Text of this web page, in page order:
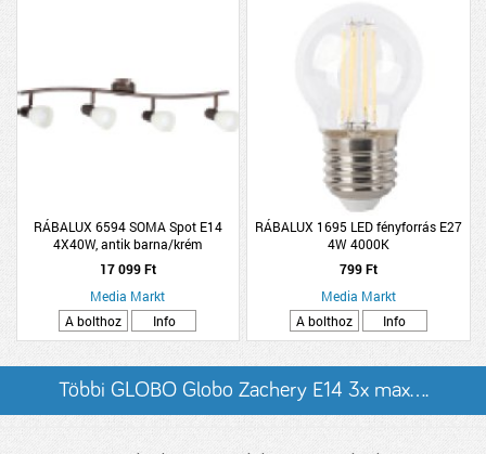
RÁBALUX 6594 SOMA Spot E14
4X40W, antik barna/krém
17 099 Ft
Media Markt
A bolthoz
Info
RÁBALUX 1695 LED fényforrás E27
4W 4000K
799 Ft
Media Markt
A bolthoz
Info
Többi GLOBO Globo Zachery E14 3x max....